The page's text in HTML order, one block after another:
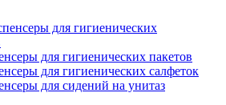
для гигиенических
для гигиенических пакетов
для гигиенических салфеток
для сидений на унитаз